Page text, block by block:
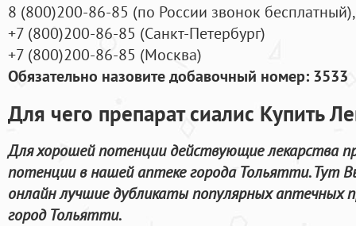
8 (800)200-86-85 (по России звонок бесплатный),
+7 (800)200-86-85 (Санкт-Петербург)
+7 (800)200-86-85 (Москва)
Обязательно назовите добавочный номер: 3533
Для чего препарат сиалис Купить
Для хорошей потенции действующие лекарства
потенции в нашей аптеке города Тольятти. Тут
онлайн лучшие дубликаты популярных аптечных
город Тольятти.